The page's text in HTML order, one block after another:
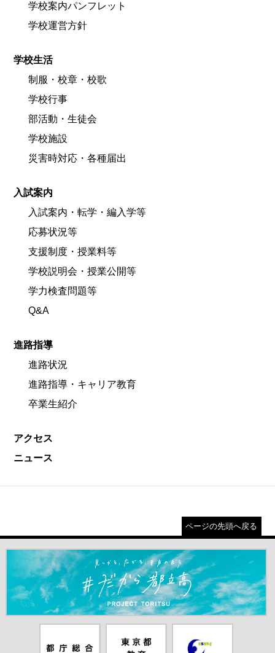
学校案内パンフレット
学校運営方針
学校生活
制服・校章・校歌
学校行事
部活動・生徒会
学校施設
災害時対応・各種届出
入試案内
入試案内・転学・編入学等
応募状況等
支援制度・授業料等
学校説明会・授業公開等
学力検査問題等
Q&A
進路指導
進路状況
進路指導・キャリア教育
卒業生紹介
アクセス
ニュース
ページの先頭へ戻る
＃だから都立高（別ウインドウが開きます）
ムページ（別
員会（別ウイ
ピーキングテ